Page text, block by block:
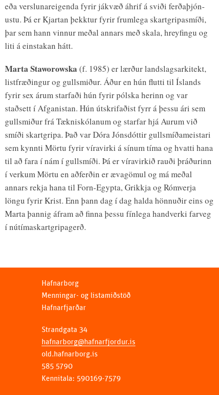
eða versl­un­ar­eig­enda fyr­ir jákvæð áhrif á sviði ferðaþjón­
ustu. Þá er Kjartan þekktur fyrir frumlega skartgripasmíði,
þar sem hann vinnur meðal annars með skala, hreyfingu og
liti á einstakan hátt.
Marta Staworowska (f. 1985) er lærður landslagsarkitekt,
listfræðingur og gullsmiður. Áður en hún flutti til Íslands
fyrir sex árum starfaði hún fyrir pólska herinn og var
staðsett í Afganistan. Hún útskrifaðist fyrr á þessu ári sem
gullsmiður frá Tækniskólanum og starfar hjá Aurum við
smíði skartgripa. Það var Dóra Jónsdóttir gullsmíðameistari
sem kynnti Mörtu fyrir víravirki á sínum tíma og hvatti hana
til að fara í nám í gullsmíði. Þá er víravirkið rauði þráðurinn
í verkum Mörtu en aðferðin er ævagömul og má meðal
annars rekja hana til Forn-Egypta, Grikkja og Rómverja
löngu fyrir Krist. Enn þann dag í dag halda hönnuðir eins og
Marta þannig áfram að finna þessu fínlega handverki farveg
í nútímaskartgripagerð.
Hafnarborg
Menningar- og listamiðstöð
Hafnarfjarðar
Strandgata 34
hafnarborg@hafnarfjordur.is
old.hafnarborg.is
585 5790
Kennitala: 590169-7579